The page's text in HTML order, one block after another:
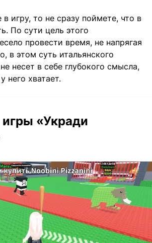
игру, то не сразу поймете, что в
По сути цель этого
провести время, не напрягая
в этом суть итальянского
несет в себе глубокого смысла,
него хватает.
«Укради